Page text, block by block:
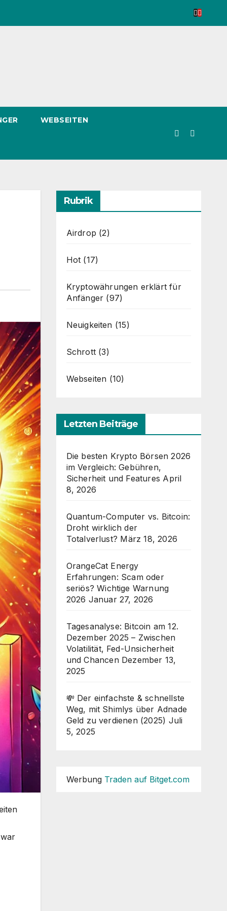
WEBSEITEN
Rubrik
Airdrop (2)
Hot (17)
Kryptowährungen erklärt für
Anfänger (97)
Neuigkeiten (15)
Schrott(3)
Webseiten (10)
Letzten Beiträge
Die besten Krypto Börsen 2026
im Vergleich: Gebühren,
Sicherheit und Features April
8, 2026
Quantum-Computer vs. Bitcoin:
Droht wirklich der
Totalverlust? März 18, 2026
OrangeCat Energy
Erfahrungen: Scam oder
seriös? Wichtige Warnung
2026 Januar 27, 2026
Tagesanalyse: Bitcoin am 12.
Dezember 2025 – Zwischen
Volatilität, Fed-Unsicherheit
und Chancen Dezember 13,
2025
💸 Der einfachste & schnellste
Weg, mit Shimlys über Adnade
Geld zu verdienen (2025) Juli
5, 2025
Werbung Traden auf Bitget.com